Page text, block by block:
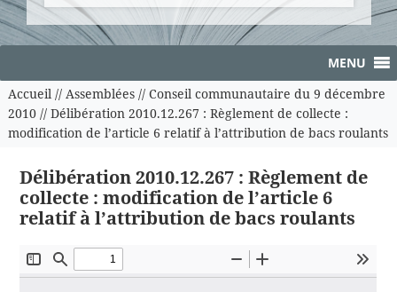
MENU
Accueil// Assemblées// Conseil communautaire du 9 décembre
2010// Délibération 2010.12.267 : Règlement de collecte :
modification de l’article 6 relatif à l’attribution de bacs roulants
Délibération 2010.12.267 : Règlement de
collecte : modification de l’article 6
relatif à l’attribution de bacs roulants